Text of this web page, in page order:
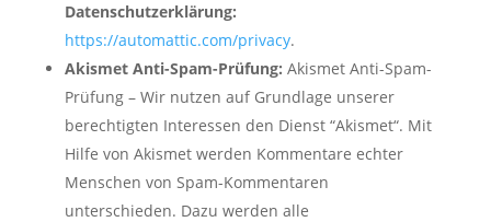
Datenschutzerklärung:
https://automattic.com/privacy.
Akismet Anti-Spam-Prüfung: Akismet Anti-Spam-
Prüfung – Wir nutzen auf Grundlage unserer
berechtigten Interessen den Dienst “Akismet“. Mit
Hilfe von Akismet werden Kommentare echter
Menschen von Spam-Kommentaren
unterschieden. Dazu werden alle